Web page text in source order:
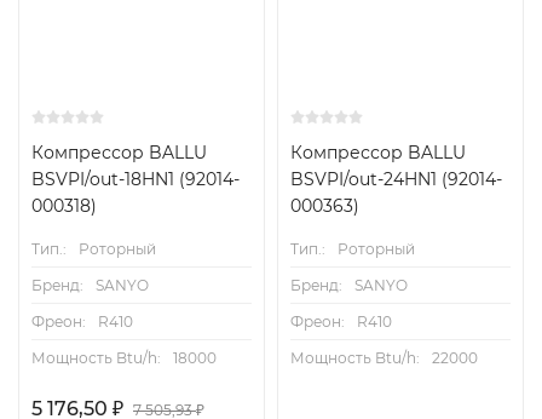
Компрессор BALLU
BSVPI/out-18HN1 (92014-
000318)
Тип.:
Роторный
Бренд:
SANYO
Фреон:
R410
Мощность Btu/h:
18000
5 176,50 ₽ 7 505,93₽
Компрессор BALLU
BSVPI/out-24HN1 (92014-
000363)
Тип.:
Роторный
Бренд:
SANYO
Фреон:
R410
Мощность Btu/h:
22000